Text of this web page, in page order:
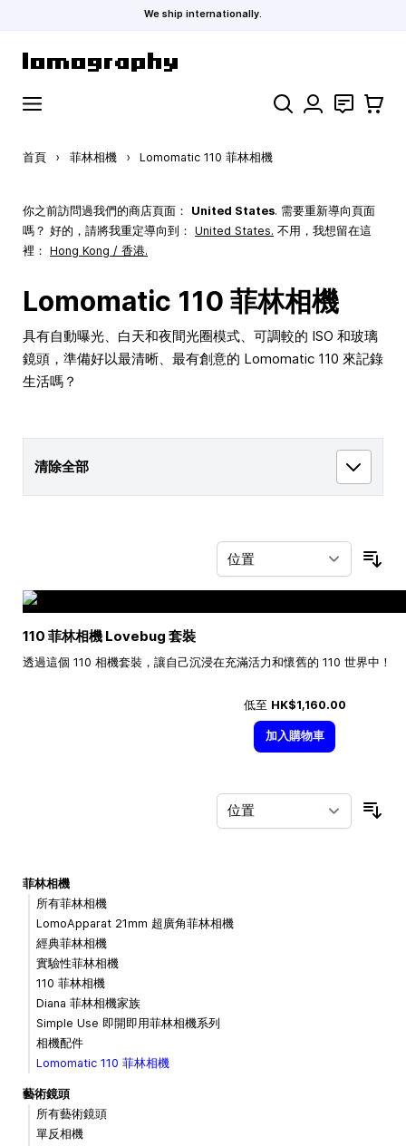
We ship internationally.
搜索 聯絡 購物車
首頁 › 菲林相機 › Lomomatic 110 菲林相機
你之前訪問過我們的商店頁面： United States. 需要重新導向頁面
嗎？ 好的，請將我重定導向到： United States. 不用，我想留在這
裡： Hong Kong / 香港.
Lomomatic 110 菲林相機
具有自動曝光、白天和夜間光圈模式、可調較的 ISO 和玻璃
鏡頭，準備好以最清晰、最有創意的 Lomomatic 110 來記錄
生活嗎？
清除全部
110 菲林相機 Lovebug 套裝
透過這個 110 相機套裝，讓自己沉浸在充滿活力和懷舊的 110 世界中！
低至 HK$1,160.00
加入購物車
菲林相機
所有菲林相機
LomoApparat 21mm 超廣角菲林相機
經典菲林相機
實驗性菲林相機
110 菲林相機
Diana 菲林相機家族
Simple Use 即開即用菲林相機系列
相機配件
Lomomatic 110 菲林相機
藝術鏡頭
所有藝術鏡頭
單反相機